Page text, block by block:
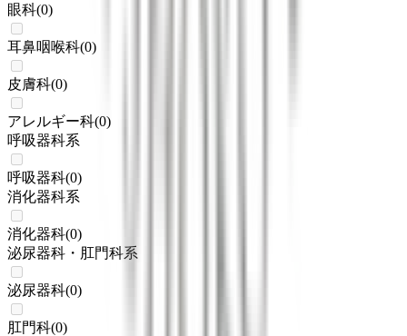
眼科(0)
耳鼻咽喉科(0)
皮膚科(0)
アレルギー科(0)
呼吸器科系
呼吸器科(0)
消化器科系
消化器科(0)
泌尿器科・肛門科系
泌尿器科(0)
肛門科(0)